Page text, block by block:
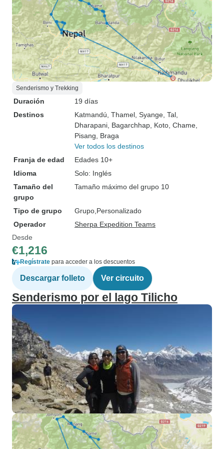
Senderismo y Trekking
Duración
19 días
Destinos
Katmandú , Thamel , Syange , Tal
Dharapani , Bagarchhap , Koto , Chame
Pisang , Braga
Ver todos los destinos
Franja de edad
Edades 10+
Idioma
Solo: Inglés
Tamaño del
grupo
Tamaño máximo del grupo 10
Tipo de grupo Grupo Personalizado
Operador
Sherpa Expedition Teams
Desde
€1,216
Regístrate para acceder a los descuentos
Descargar folleto Ver circuito
Senderismo por el lago Tilicho